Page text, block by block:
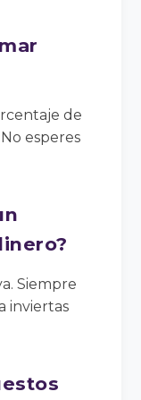
de
esperes
Siempre
inviertas